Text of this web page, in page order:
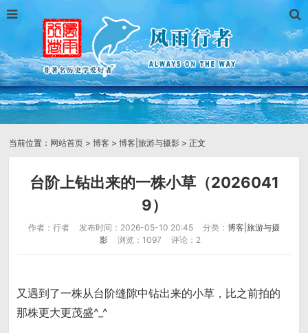
当前位置： 网站首页 >博客 >博客|旅游与摄影 > 正文
台阶上钻出来的一株小草（2026041
9）
作者：行者 发布时间：2026-05-10 20:45 分类： 博客|旅游与摄
影
浏览：1097 评论：2
又遇到了一株从台阶缝隙中钻出来的小草，比之前拍的
那株更大更茂盛^_^